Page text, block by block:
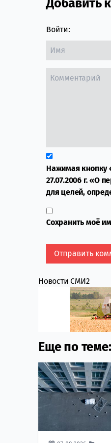
Войти:
Нажимая кнопку
27.07.2006 г. «О
для целей,
Сохранить моё
Новости СМИ2
Еще по теме: